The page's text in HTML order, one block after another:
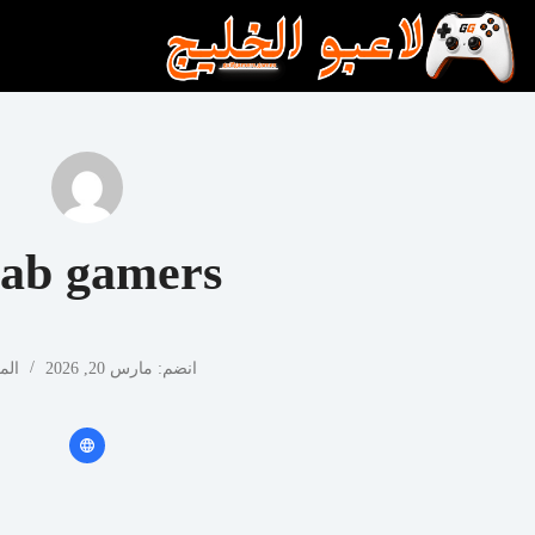
التجاوز
إلى
المحتوى
gamers
انضم: مارس 20, 2026